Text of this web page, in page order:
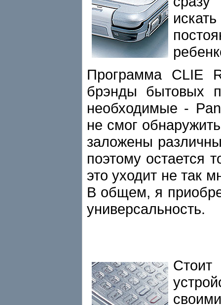
Программа CLIE
брэнды бытовых
необходимые -
не смог
заложены
поэтому остается
это уходит не так
В общем, я
универсальность.
Стоит